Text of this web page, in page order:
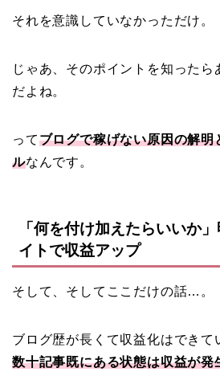
それを意識していなかっただけ。
じゃあ、そのポイントを知ったら
だよね。
ってブログで稼げない原因の解明
ルなんです。
「何を付け加えたらいいか
イトで収益アップ
そして、そしてここだけの話…。
ブログ歴が長くて収益化はできて
数十記事既にある状態は収益が発